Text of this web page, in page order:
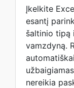
Įkelkite
esantį
šaltinio tipą
vamzdyną.
nereikia